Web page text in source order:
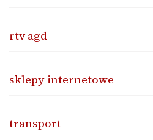
rtv agd
sklepy internetowe
transport